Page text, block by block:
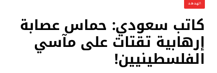
الهدهد
كاتب سعودي: حماس عصابة
إرهابية تقتات على مآسي
الفلسطينيين!